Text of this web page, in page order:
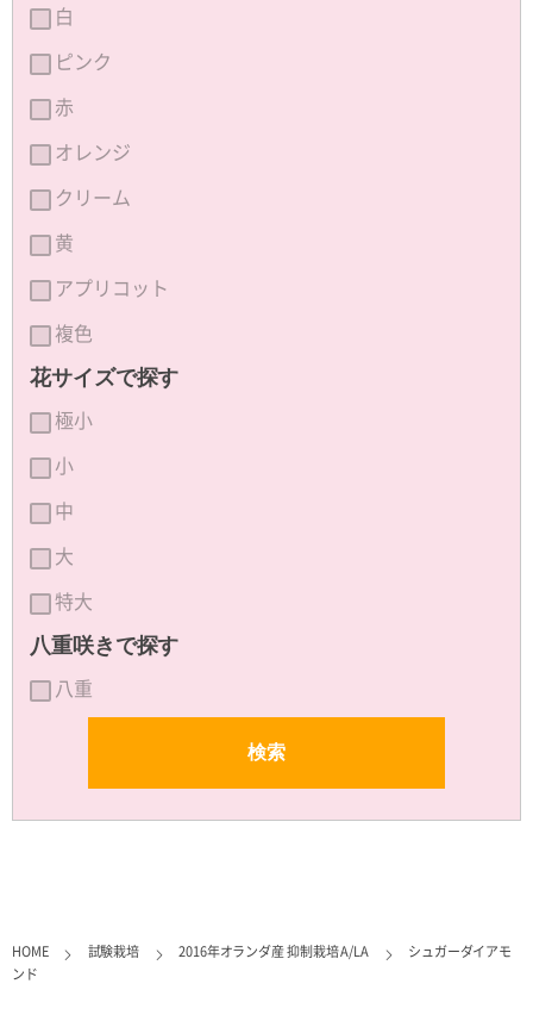
白
ピンク
赤
オレンジ
クリーム
黄
アプリコット
複色
花サイズで探す
極小
小
中
大
特大
八重咲きで探す
八重
HOME 試験栽培 2016年オランダ産 抑制栽培 A/LA
シュガーダイアモ
ンド